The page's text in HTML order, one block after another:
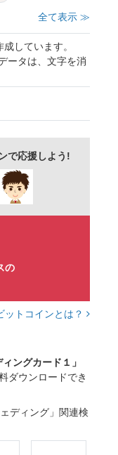
状
け
全て表示 ≫
しています。
ータは、文字を消
で応援しよう!
の
ットコインとは？
ングカード１」
ダウンロードでき
ディング」関連検